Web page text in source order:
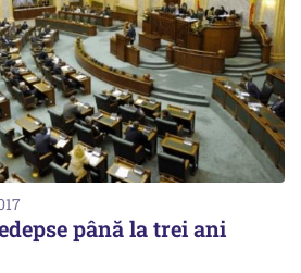
până la trei ani